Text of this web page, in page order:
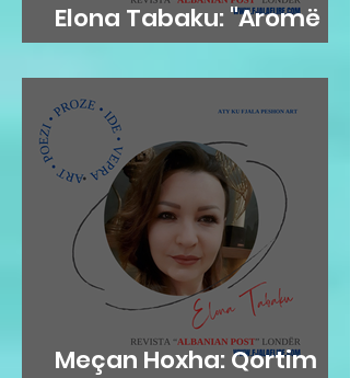
Elona Tabaku: "Aromë
gjethi"
Meçan Hoxha: Qortim